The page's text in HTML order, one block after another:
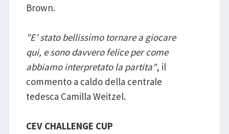
Brown.
"E’ stato bellissimo tornare a giocare
qui, e sono davvero felice per come
abbiamo interpretato la partita", il
commento a caldo della centrale
tedesca Camilla Weitzel.
CEV CHALLENGE CUP